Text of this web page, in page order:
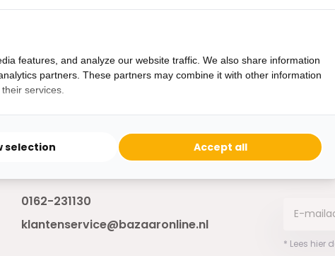
Heb je een vraag?
Bereikbaar van ma - vr 10:00 tot 17:00
0162-231130
klantenservice@bazaaronline.nl
niet
* Lees hier
features, and analyze our website traffic. We also share information
partners. These partners may combine it with other information
services.
selection Accept all